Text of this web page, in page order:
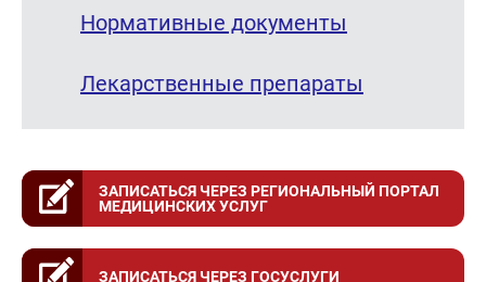
Нормативные документы
Лекарственные препараты
ЗАПИСАТЬСЯ ЧЕРЕЗ РЕГИОНАЛЬНЫЙ ПОРТАЛ
МЕДИЦИНСКИХ УСЛУГ
ЗАПИСАТЬСЯ ЧЕРЕЗ ГОСУСЛУГИ